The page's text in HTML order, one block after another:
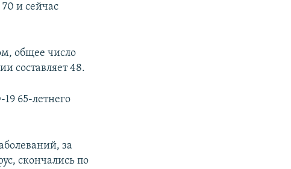
и сейчас
общее число
составляет 48.
65-летнего
за
скончались по